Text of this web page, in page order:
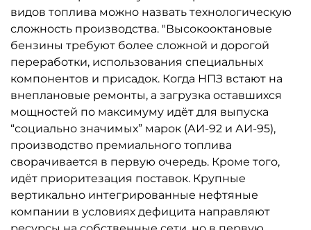
видов топлива можно назвать технологическую
сложность производства. "Высокооктановые
бензины требуют более сложной и дорогой
переработки, использования специальных
компонентов и присадок. Когда НПЗ встают на
внеплановые ремонты, а загрузка оставшихся
мощностей по максимуму идёт для выпуска
“социально значимых” марок (АИ-92 и АИ-95),
производство премиального топлива
сворачивается в первую очередь. Кроме того,
идёт приоритезация поставок. Крупные
вертикально интегрированные нефтяные
компании в условиях дефицита направляют